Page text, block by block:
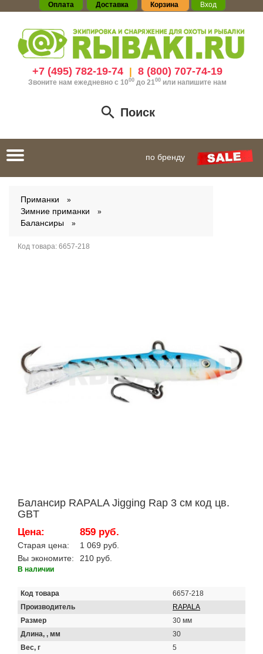
Оплата Доставка Корзина Вход
+7 (495) 782-19-74| 8 (800) 707-74-19
Звоните нам ежедневно с 1000до 21 00 или напишите нам
Поиск
Toggle
navigation
по бренду
Приманки
Зимние приманки
Балансиры
Код товара: 6657-218
Балансир RAPALA Jigging Rap 3 см код цв.
GBT
Цена: 859 руб.
Старая цена:
1 069 руб.
Вы экономите:
210 руб.
В наличии
Код товара
6657-218
Производитель
RAPALA
Размер
30 мм
Длина, , мм
30
Вес, г
5